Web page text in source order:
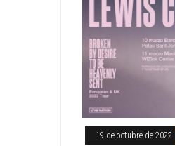
19 de octubre de 2022